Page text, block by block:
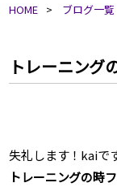
HOME ブログ一覧
トレーニング
失礼します！kaiで
トレーニングの時